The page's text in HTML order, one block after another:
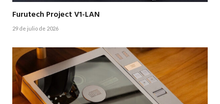
Furutech Project V1-LAN
29 de julio de 2026